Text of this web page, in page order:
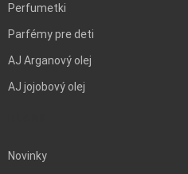
Perfumetki
Parfémy pre deti
AJ Arganový olej
AJ jojobový olej
Novinky